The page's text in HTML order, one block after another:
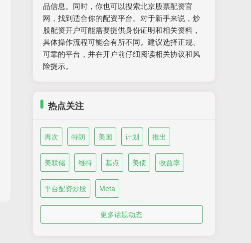
品信息。同时，你也可以搜索北京股票配资官
网，找到适合你的配资平台。对于新手来说，炒
股配资开户可能需要提供身份证明和相关资料，
具体操作流程可能会有所不同。建议选择正规、
可靠的平台，并在开户前仔细阅读相关协议和风
险提示。
热点关注
再次 特朗 美国 计划 推出
美联储 维持 基点 美债 收益率
平台配资炒股 Meta
更多话题动态